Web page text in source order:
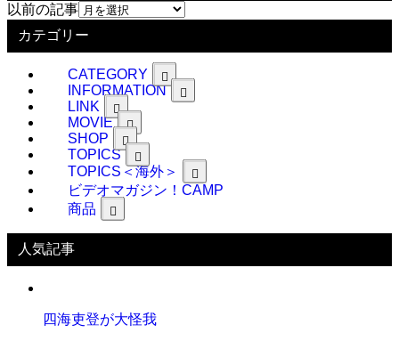
以前の記事
カテゴリー
CATEGORY
INFORMATION
LINK
MOVIE
SHOP
TOPICS
TOPICS＜海外＞
ビデオマガジン！CAMP
商品
人気記事
四海吏登が大怪我